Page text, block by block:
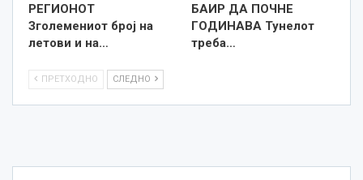
РЕГИОНОТ
Зголемениот број на
летови и на…
БАИР ДА ПОЧНЕ
ГОДИНАВА Тунелот
треба…
ПРЕТХОДНО СЛЕДНО